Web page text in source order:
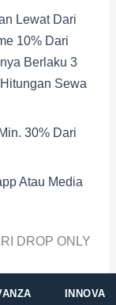
Lewat Dari
10% Dari
Berlaku 3
Sewa
30% Dari
Atau Media
DROP ONLY
INNOVA